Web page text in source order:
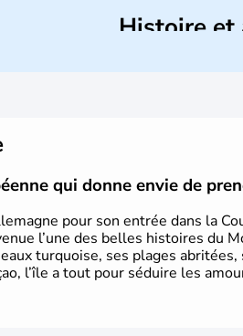
Histoire
qui donne envie de
pour son entrée dans la
l’une des belles histoires du
turquoise, ses plages
l’île a tout pour séduire les